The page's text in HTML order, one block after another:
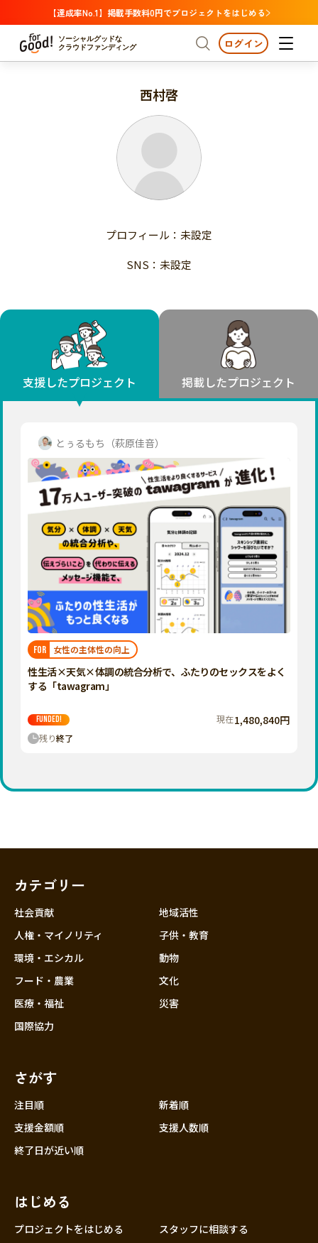
【達成率No.1】掲載手数料0円でプロジェクトをはじめる
ソーシャルグッドな
クラウドファンディング
プロジェクトからさがす 注目
支援金額が多い
支援人数が多い
終了日が近い
国際協力
子ども・教育
フード・農業
文化
環境・エシカル
人権・マイノリティ
社会貢献
地域からさがす 北海道・東北
北海道
山形
関東
千葉
神奈川
石川
近畿
中国
支援金額が多い
終了日が近い
カテゴリーからさがす
医療・福祉
子ども・教育
人権・マイノリティ
北海道 青森 岩手 宮城
秋田
福島
茨城 栃木 群馬
千葉
東京
神奈川
新潟 富山 石川 福井
長野
岐阜 静岡 愛知
近畿
三重 滋賀 京都 大阪
兵庫
奈良
和歌山
鳥取 島根 岡山 広島 山口
徳島 香川 愛媛 高知
九州・沖縄
福岡 佐賀 長崎
宮崎
鹿児島 沖縄
ログイン
西村啓
プロフィール：未設定
SNS：未設定
支援したプロジェクト 掲載したプロジェクト
とぅるもち（萩原佳音）
FOR 女性の主体性の向上
性生活×天気×体調の統合分析で、ふたりのセックスをよく
する「tawagram」
FUNDED! 現在1,480,840円
残り終了
カテゴリー
社会貢献
人権・マイノリティ
環境・エシカル
フード・農業
医療・福祉
国際協力
地域活性
子供・教育
動物
文化
災害
さがす
注目順
新着順
支援金額順
支援人数順
終了日が近い順
はじめる
プロジェクトをはじめる
スタッフに相談する